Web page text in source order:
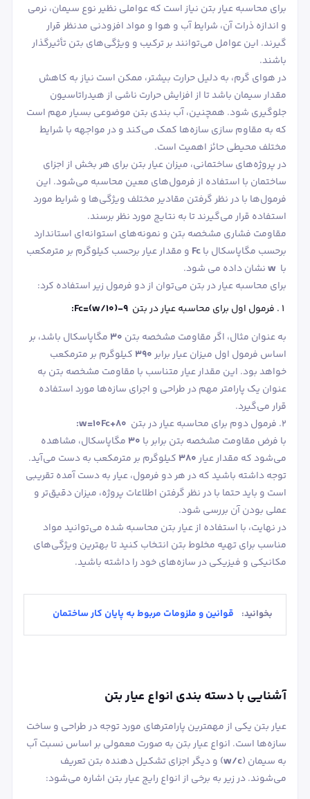
برای محاسبه عیار بتن نیاز است که عواملی نظیر نوع سیمان، نرمی
و اندازه ذرات آن، شرایط آب و هوا و مواد افزودنی مدنظر قرار
گیرند. این عوامل می‌توانند بر ترکیب و ویژگی‌های بتن تأثیرگذار
باشند.
در هوای گرم، به دلیل حرارت بیشتر، ممکن است نیاز به کاهش
مقدار سیمان باشد تا از افزایش حرارت ناشی از هیدراتاسیون
جلوگیری شود. همچنین، آب‌ بندی بتن موضوعی بسیار مهم است
که به مقاوم ‌سازی سازه‌ها کمک می‌کند و در مواجهه با شرایط
مختلف محیطی حائز اهمیت است.
در پروژه‌های ساختمانی، میزان عیار بتن برای هر بخش از اجزای
ساختمان با استفاده از فرمول‌های معین محاسبه می‌شود. این
فرمول‌ها با در نظر گرفتن مقادیر مختلف ویژگی‌ها و شرایط مورد
استفاده قرار می‌گیرند تا به نتایج مورد نظر برسند.
مقاومت فشاری مشخصه بتن و نمونه‌های استوانه‌ای استاندارد
برحسب مگاپاسکال باFc و مقدار عیار برحسب کیلوگرم بر مترمکعب
با wنشان داده می شود.
برای محاسبه عیار در بتن می‌توان از دو فرمول زیر استفاده کرد:
فرمول اول برای محاسبه عیار در بتن
به عنوان مثال، اگر مقاومت مشخصه بتن ۳۰ مگاپاسکال باشد، بر
اساس فرمول اول میزان عیار برابر۳۹۰ کیلوگرم بر مترمکعب
خواهد بود. این مقدار عیار متناسب با مقاومت مشخصه بتن به
عنوان یک پارامتر مهم در طراحی و اجرای سازه‌ها مورد استفاده
قرار می‌گیرد.
2. فرمول دوم برای محاسبه عیار در بتن
با فرض مقاومت مشخصه بتن برابر با ۳۰ مگاپاسکال، مشاهده
می‌شود که مقدار عیار۳۸۰ کیلوگرم بر مترمکعب به دست می‌آید.
توجه داشته باشید که در هر دو فرمول، عیار به‌ دست‌ آمده تقریبی
است و باید حتما با در نظر گرفتن اطلاعات پروژه، میزان دقیق‌تر و
عملی بودن آن بررسی شود.
در نهایت، با استفاده از عیار بتن محاسبه شده می‌توانید مواد
مناسب برای تهیه مخلوط بتن انتخاب کنید تا بهترین ویژگی‌های
مکانیکی و فیزیکی در سازه‌های خود را داشته باشید.
بخوانید: قوانین و ملزومات مربوط به پایان کار ساختمان
آشنایی با دسته ‌بندی انواع عیار بتن
عیار بتن یکی از مهمترین پارامترهای مورد توجه در طراحی و ساخت
سازه‌ها است. انواع عیار بتن به صورت معمولی بر اساس نسبت آب
به سیمان (w/c) و دیگر اجزای تشکیل‌ دهنده بتن تعریف
می‌شوند. در زیر به برخی از انواع رایج عیار بتن اشاره می‌شود: